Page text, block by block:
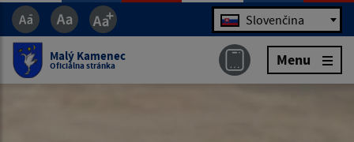
Jazyk Slovenčina
Malý Kamenec
Oficiálna stránka Menu